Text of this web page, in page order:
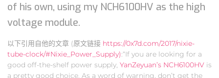
of his own, using my NCH6100HV as the high
voltage module.
以下引用自他的文章 (原文链接 https://0x7d.com/2017/nixie-
tube-clock/#Nixie_Power_Supply):“If you are looking for a
good off-the-shelf power supply, YanZeyuan’s NCH6100HV is
a pretty good choice. As a word of warning, don’t get the